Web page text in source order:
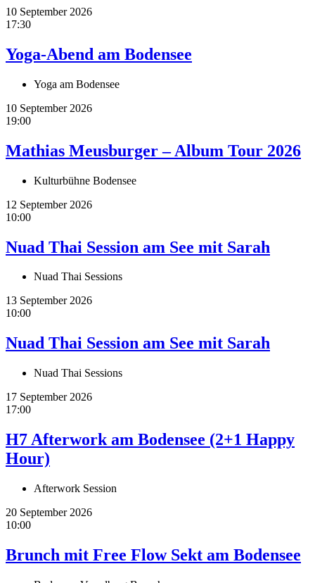
10 September 2026
17:30
Yoga-Abend am Bodensee
Yoga am Bodensee
10 September 2026
19:00
Mathias Meusburger – Album Tour 2026
Kulturbühne Bodensee
12 September 2026
10:00
Nuad Thai Session am See mit Sarah
Nuad Thai Sessions
13 September 2026
10:00
Nuad Thai Session am See mit Sarah
Nuad Thai Sessions
17 September 2026
17:00
H7 Afterwork am Bodensee (2+1 Happy
Hour)
Afterwork Session
20 September 2026
10:00
Brunch mit Free Flow Sekt am Bodensee